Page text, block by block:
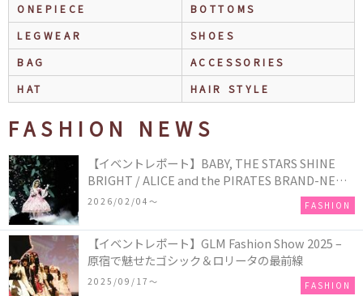
ONEPIECE
BOTTOMS
LEGWEAR
SHOES
BAG
ACCESSORIES
HAT
HAIR STYLE
FASHION NEWS
【イベントレポート】BABY, THE STARS SHINE
BRIGHT / ALICE and the PIRATES BRAND-NEW
COLLECTION in TOKYO
2026/02/04〜 FASHION
【イベントレポート】GLM Fashion Show 2025 –
原宿で魅せたゴシック＆ロリータの最前線
2025/09/17〜 FASHION